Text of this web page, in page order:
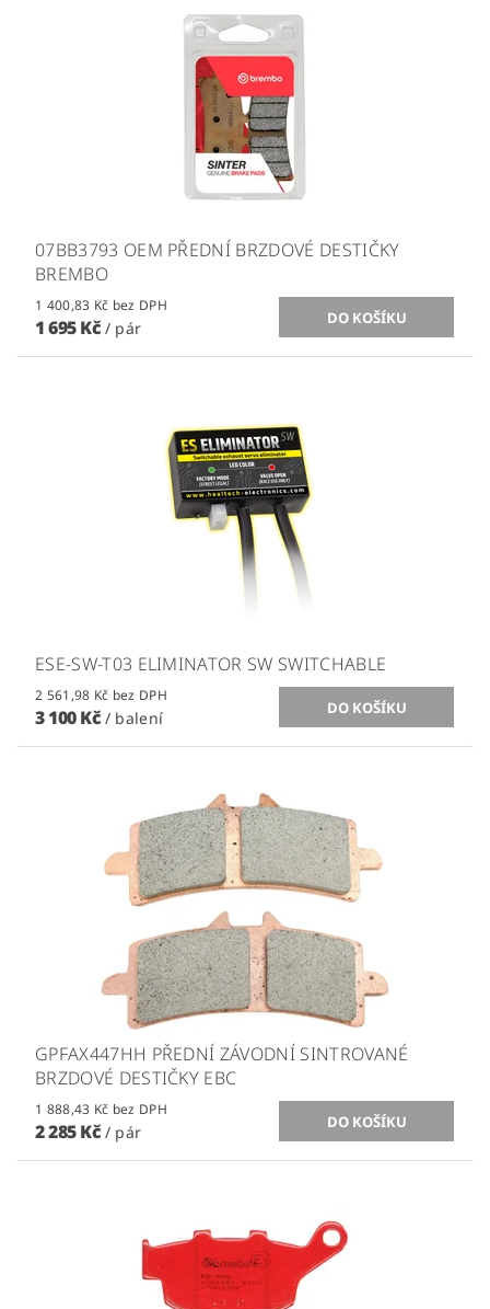
07BB3793 OEM PŘEDNÍ BRZDOVÉ DESTIČKY
BREMBO
1 400,83 Kč bez DPH
1 695 Kč / pár
ESE-SW-T03 ELIMINATOR SW SWITCHABLE
2 561,98 Kč bez DPH
3 100 Kč / balení
GPFAX447HH PŘEDNÍ ZÁVODNÍ SINTROVANÉ
BRZDOVÉ DESTIČKY EBC
1 888,43 Kč bez DPH
2 285 Kč / pár